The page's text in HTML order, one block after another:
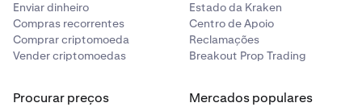
Enviar dinheiro
Compras recorrentes
Comprar criptomoeda
Vender criptomoedas
Estado da Kraken
Centro de Apoio
Reclamações
Breakout Prop Trading
Procurar preços Mercados populares